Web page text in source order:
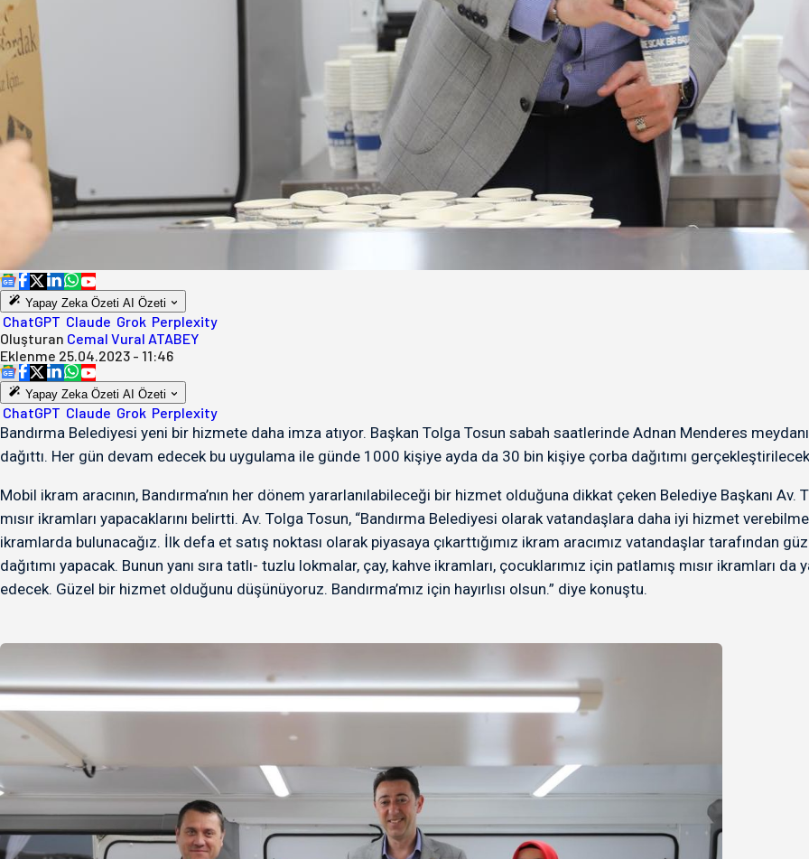
Yapay Zeka Özeti AI Özeti
ChatGPT Claude Grok Perplexity
Oluşturan Cemal Vural ATABEY
Eklenme 25.04.2023 - 11:46
Yapay Zeka Özeti AI Özeti
ChatGPT Claude Grok Perplexity
Bandırma Belediyesi yeni bir hizmete daha imza atıyor. Başkan Tolga Tosun sabah saatlerinde Adnan Menderes
dağıttı. Her gün devam edecek bu uygulama ile günde 1000 kişiye ayda da 30 bin kişiye çorba dağıtımı
Mobil ikram aracının, Bandırma’nın her dönem yararlanılabileceği bir hizmet olduğuna dikkat çeken Belediye Başkanı
mısır ikramları yapacaklarını belirtti. Av. Tolga Tosun, “Bandırma Belediyesi olarak vatandaşlara daha iyi hizmet
ikramlarda bulunacağız. İlk defa et satış noktası olarak piyasaya çıkarttığımız ikram aracımız vatandaşlar tarafından
dağıtımı yapacak. Bunun yanı sıra tatlı- tuzlu lokmalar, çay, kahve ikramları, çocuklarımız için patlamış mısır ikramları
edecek. Güzel bir hizmet olduğunu düşünüyoruz. Bandırma’mız için hayırlısı olsun.” diye konuştu.